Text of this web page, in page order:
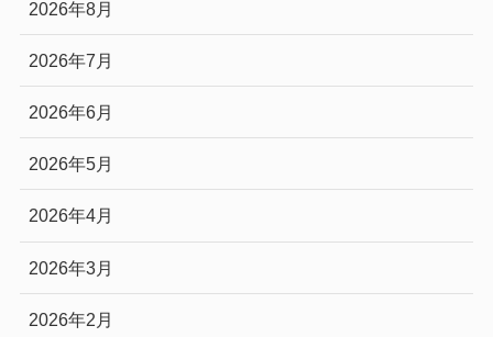
2026年8月
2026年7月
2026年6月
2026年5月
2026年4月
2026年3月
2026年2月